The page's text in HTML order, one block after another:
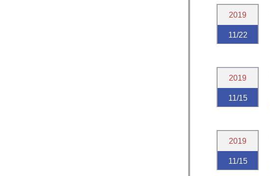
2019
11/22
2019
11/15
2019
11/15